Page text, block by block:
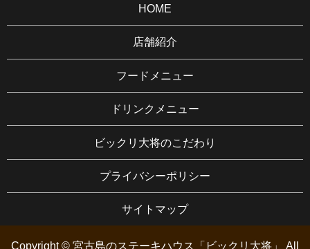
HOME
店舗紹介
フードメニュー
ドリンクメニュー
ビックリ大将のこだわり
プライバシーポリシー
サイトマップ
Copyright © 宮古島のステーキハウス「ビックリ大将」 All